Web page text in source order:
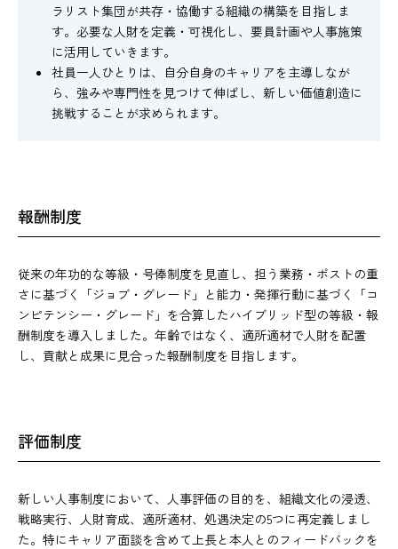
ラリスト集団が共存・協働する組織の構築を目指しま
す。必要な人財を定義・可視化し、要員計画や人事施策
に活用していきます。
社員一人ひとりは、自分自身のキャリアを主導しなが
ら、強みや専門性を見つけて伸ばし、新しい価値創造に
挑戦することが求められます。
報酬制度
従来の年功的な等級・号俸制度を見直し、担う業務・ポストの重
さに基づく「ジョブ・グレード」と能力・発揮行動に基づく「コ
ンピテンシー・グレード」を合算したハイブリッド型の等級・報
酬制度を導入しました。年齢ではなく、適所適材で人財を配置
し、貢献と成果に見合った報酬制度を目指します。
評価制度
新しい人事制度において、人事評価の目的を、組織文化の浸透、
戦略実行、人財育成、適所適材、処遇決定の5つに再定義しまし
た。特にキャリア面談を含めて上長と本人とのフィードバックを